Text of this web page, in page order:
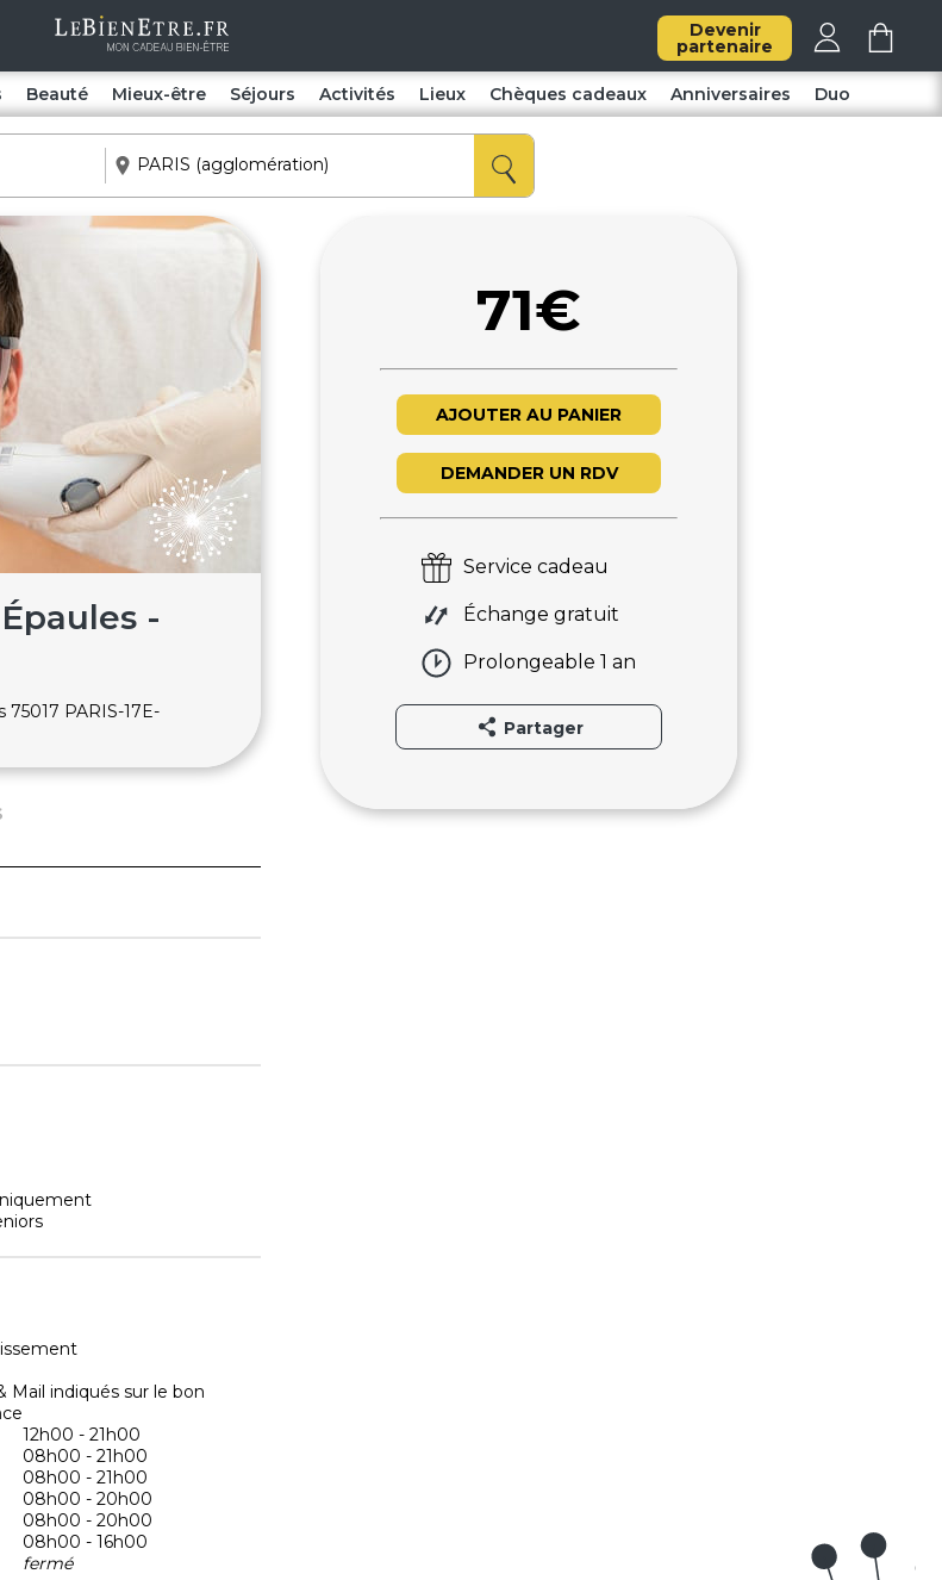
Devenir
partenaire
Beauté Mieux-être Séjours Activités Lieux Chèques cadeaux Anniversaires Duo
-
75017 PARIS-17E-
Mail indiqués sur le bon
12h00 - 21h00
08h00 - 21h00
08h00 - 21h00
08h00 - 20h00
08h00 - 20h00
08h00 - 16h00
fermé
71€
AJOUTER AU PANIER
DEMANDER UN RDV
Service cadeau
Échange gratuit
Prolongeable 1 an
Partager